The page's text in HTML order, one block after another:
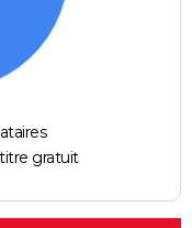
gratuit